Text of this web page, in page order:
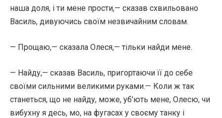
наша доля, і ти мене прости,— сказав схвильовано
Василь, дивуючись своїм незвичайним словам.
— Прощаю,— сказала Олеся,— тільки найди мене.
— Найду,— сказав Василь, пригортаючи її до себе
своїми сильними великими руками.— Коли ж так
станеться, що не найду, може, уб’ють мене, Олесю, чи
вибухну я десь, мо, на фугасах у своєму танку і